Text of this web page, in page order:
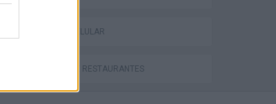
JOGOS CELULAR
JOGOS DE RESTAURANTES